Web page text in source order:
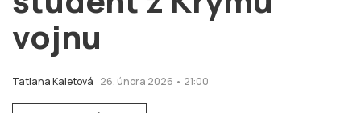
vojnu
Tatiana Kaletová 26. února 2026 • 21:00